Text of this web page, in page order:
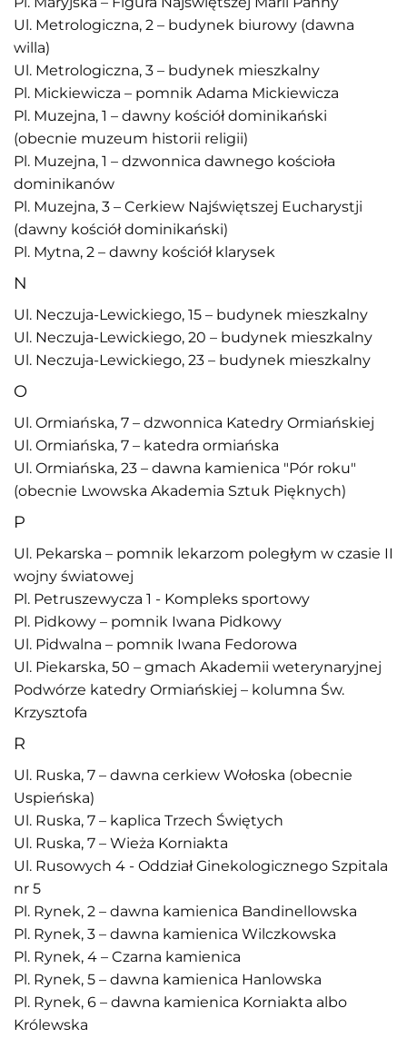
Ul. Metrologiczna, 2 – budynek biurowy (dawna
willa)
Ul. Metrologiczna, 3 – budynek mieszkalny
Pl. Mickiewicza – pomnik Adama Mickiewicza
Pl. Muzejna, 1 – dawny kościół dominikański
(obecnie muzeum historii religii)
Pl. Muzejna, 1 – dzwonnica dawnego kościoła
dominikanów
Pl. Muzejna, 3 – Cerkiew Najświętszej Eucharystji
(dawny kościół dominikański)
Pl. Mytna, 2 – dawny kościół klarysek
N
Ul. Neczuja-Lewickiego, 15 – budynek mieszkalny
Ul. Neczuja-Lewickiego, 20 – budynek mieszkalny
Ul. Neczuja-Lewickiego, 23 – budynek mieszkalny
O
Ul. Ormiańska, 7 – dzwonnica Katedry Ormiańskiej
Ul. Ormiańska, 7 – katedra ormiańska
Ul. Ormiańska, 23 – dawna kamienica "Pór roku"
(obecnie Lwowska Akademia Sztuk Pięknych)
P
Ul. Pekarska – pomnik lekarzom poległym w czasie II
wojny światowej
Pl. Petruszewycza 1 - Kompleks sportowy
Pl. Pidkowy – pomnik Iwana Pidkowy
Ul. Pidwalna – pomnik Iwana Fedorowa
Ul. Piekarska, 50 – gmach Akademii weterynaryjnej
Podwórze katedry Ormiańskiej – kolumna Św.
Krzysztofa
R
Ul. Ruska, 7 – dawna cerkiew Wołoska (obecnie
Uspieńska)
Ul. Ruska, 7 – kaplica Trzech Świętych
Ul. Ruska, 7 – Wieża Korniakta
Ul. Rusowych 4 - Oddział Ginekologicznego Szpitala
nr 5
Pl. Rynek, 2 – dawna kamienica Bandinellowska
Pl. Rynek, 3 – dawna kamienica Wilczkowska
Pl. Rynek, 4 – Czarna kamienica
Pl. Rynek, 5 – dawna kamienica Hanlowska
Pl. Rynek, 6 – dawna kamienica Korniakta albo
Królewska